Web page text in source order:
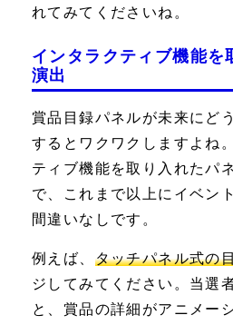
れてみてくださいね。
インタラクティブ機能を
演出
賞品目録パネルが未来にど
するとワクワクしますよね
ティブ機能を取り入れたパ
で、これまで以上にイベン
間違いなしです。
例えば、 タッチパネル式の
ジしてみてください。当選
と、賞品の詳細がアニメー